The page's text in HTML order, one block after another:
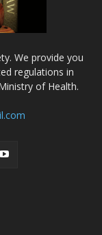
We provide you
regulations in
of Health.